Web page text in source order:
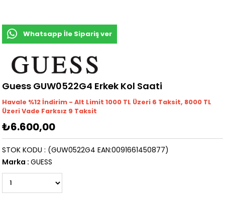
Whatsapp İle Sipariş ver
Guess GUW0522G4 Erkek Kol Saati
Havale %12 İndirim - Alt Limit 1000 TL Üzeri 6 Taksit, 8000 TL
Üzeri Vade Farksız 9 Taksit
₺6.600,00
(GUW0522G4 EAN:0091661450877)
STOK KODU
Marka : GUESS